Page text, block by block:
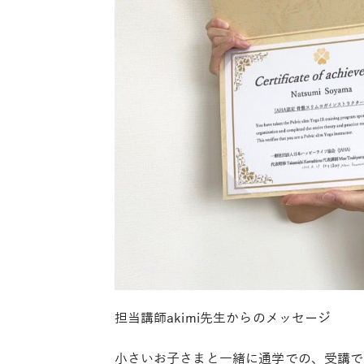
担当講師akimi先生からのメッセージ
小さいお子さまと一緒に通学での、受講